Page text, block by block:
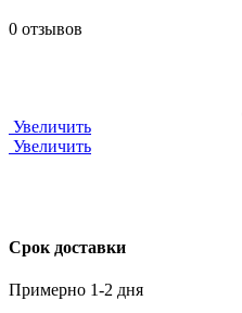
0 отзывов
Увеличить
Увеличить
Срок доставки
Примерно 1-2 дня